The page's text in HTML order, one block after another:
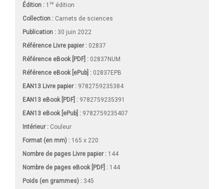
Édition : 1 re édition
Collection : Carnets de sciences
Publication : 30 juin 2022
Référence Livre papier : 02837
Référence eBook [PDF] : 02837NUM
Référence eBook [ePub] : 02837EPB
EAN13 Livre papier : 9782759235384
EAN13 eBook [PDF] : 9782759235391
EAN13 eBook [ePub] : 9782759235407
Intérieur : Couleur
Format (en mm) : 165 x 220
Nombre de pages Livre papier: 144
Nombre de pages eBook [PDF] : 144
Poids (en grammes) : 345